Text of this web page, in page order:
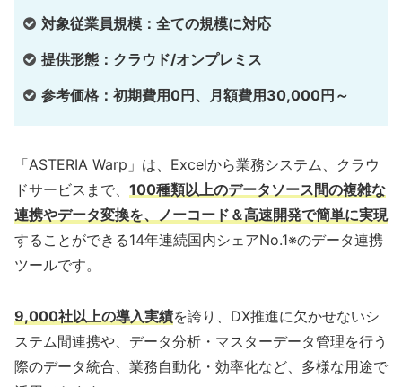
対象従業員規模：全ての規模に対応
提供形態：クラウド/オンプレミス
参考価格：初期費用0円、月額費用30,000円～
「ASTERIA Warp」は、Excelから業務システム、クラウ
ドサービスまで、 100種類以上のデータソース間の複雑な
連携やデータ変換を、ノーコード＆高速開発で簡単に実現
することができる14年連続国内シェアNo.1※のデータ連携
ツールです。
9,000社以上の導入実績を誇り、DX推進に欠かせないシ
ステム間連携や、データ分析・マスターデータ管理を行う
際のデータ統合、業務自動化・効率化など、多様な用途で